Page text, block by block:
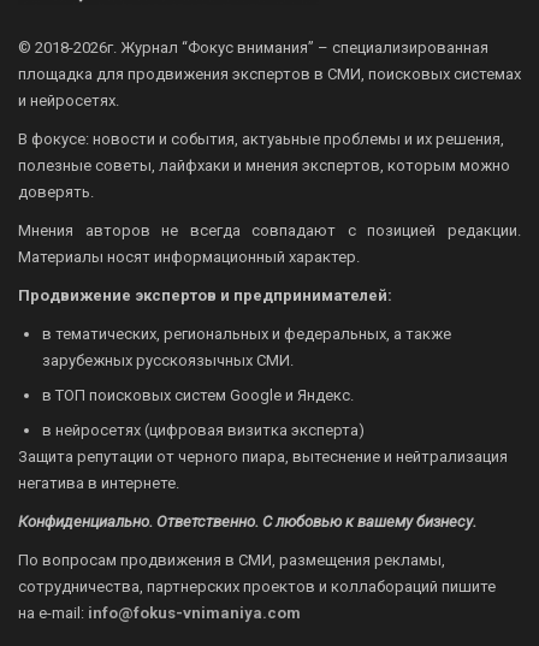
© 2018-2026г. Журнал “Фокус внимания” – специализированная
площадка для продвижения экспертов в СМИ, поисковых системах
и нейросетях.
В фокусе: новости и события, актуаьные проблемы и их решения,
полезные советы, лайфхаки и мнения экспертов, которым можно
доверять.
Мнения авторов не всегда совпадают с позицией редакции.
Материалы носят информационный характер.
Продвижение экспертов и предпринимателей:
в тематических, региональных и федеральных, а также
зарубежных русскоязычных СМИ.
в ТОП поисковых систем Google и Яндекс.
в нейросетях (цифровая визитка эксперта)
Защита репутации от черного пиара, вытеснение и нейтрализация
негатива в интернете.
Конфиденциально. Ответственно. С любовью к вашему бизнесу.
По вопросам продвижения в СМИ, размещения рекламы,
сотрудничества, партнерских проектов и коллабораций пишите
на e-mail: info@fokus-vnimaniya.com